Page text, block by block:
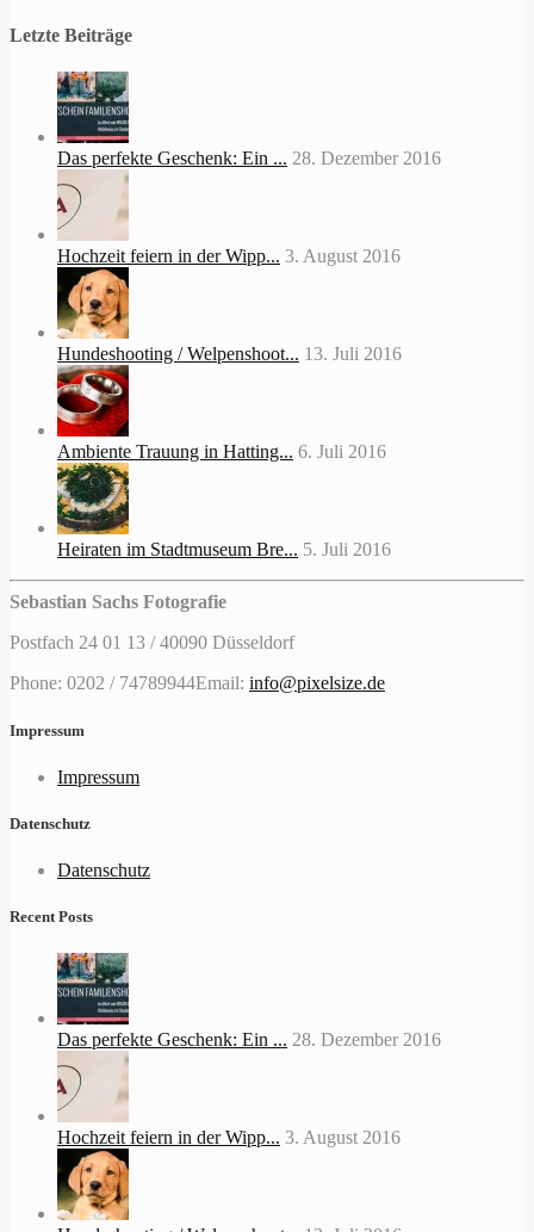
Letzte Beiträge
Das perfekte Geschenk: Ein ... 28. Dezember 2016
Hochzeit feiern in der Wipp... 3. August 2016
Hundeshooting / Welpenshoot... 13. Juli 2016
Ambiente Trauung in Hatting... 6. Juli 2016
Heiraten im Stadtmuseum Bre... 5. Juli 2016
Sebastian Sachs Fotografie
Postfach 24 01 13 / 40090 Düsseldorf
Phone: 0202 / 74789944Email: info@pixelsize.de
Impressum
Impressum
Datenschutz
Datenschutz
Recent Posts
Das perfekte Geschenk: Ein ... 28. Dezember 2016
Hochzeit feiern in der Wipp... 3. August 2016